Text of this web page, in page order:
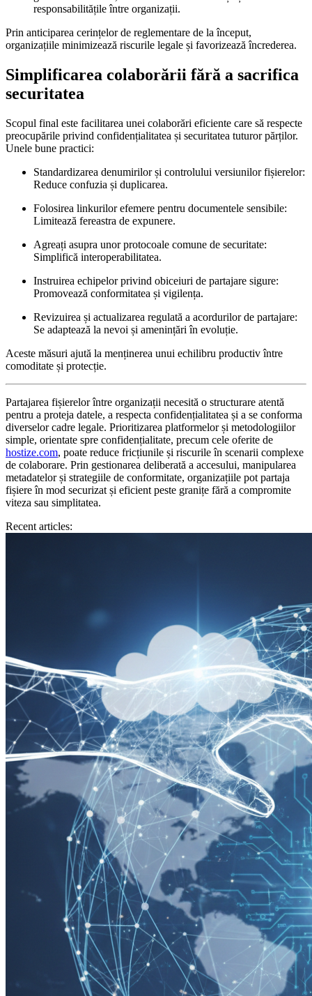
responsabilitățile între organizații.
Prin anticiparea cerințelor de reglementare de la început,
organizațiile minimizează riscurile legale și favorizează încrederea.
Simplificarea colaborării fără a sacrifica
securitatea
Scopul final este facilitarea unei colaborări eficiente care să respecte
preocupările privind confidențialitatea și securitatea tuturor părților.
Unele bune practici:
Standardizarea denumirilor și controlului versiunilor fișierelor:
Reduce confuzia și duplicarea.
Folosirea linkurilor efemere pentru documentele sensibile:
Limitează fereastra de expunere.
Agreați asupra unor protocoale comune de securitate:
Simplifică interoperabilitatea.
Instruirea echipelor privind obiceiuri de partajare sigure:
Promovează conformitatea și vigilența.
Revizuirea și actualizarea regulată a acordurilor de partajare:
Se adaptează la nevoi și amenințări în evoluție.
Aceste măsuri ajută la menținerea unui echilibru productiv între
comoditate și protecție.
Partajarea fișierelor între organizații necesită o structurare atentă
pentru a proteja datele, a respecta confidențialitatea și a se conforma
diverselor cadre legale. Prioritizarea platformelor și metodologiilor
simple, orientate spre confidențialitate, precum cele oferite de
hostize.com, poate reduce fricțiunile și riscurile în scenarii complexe
de colaborare. Prin gestionarea deliberată a accesului, manipularea
metadatelor și strategiile de conformitate, organizațiile pot partaja
fișiere în mod securizat și eficient peste granițe fără a compromite
viteza sau simplitatea.
Recent articles: